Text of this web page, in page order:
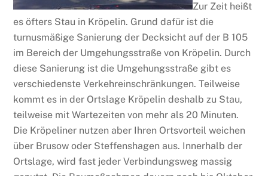
Zur Zeit heißt
es öfters Stau in Kröpelin. Grund dafür ist die
turnusmäßige Sanierung der Decksicht auf der B 105
im Bereich der Umgehungsstraße von Kröpelin. Durch
diese Sanierung ist die Umgehungsstraße gibt es
verschiedenste Verkehreinschränkungen. Teilweise
kommt es in der Ortslage Kröpelin deshalb zu Stau,
teilweise mit Wartezeiten von mehr als 20 Minuten.
Die Kröpeliner nutzen aber Ihren Ortsvorteil weichen
über Brusow oder Steffenshagen aus. Innerhalb der
Ortslage, wird fast jeder Verbindungsweg massig